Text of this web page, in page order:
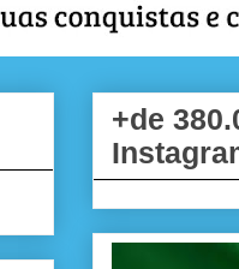
+de